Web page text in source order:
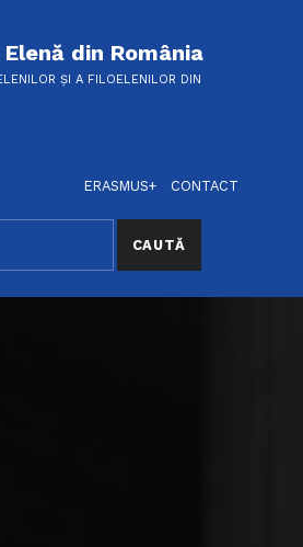
Elenă din România
ȘI A FILOELENILOR DIN
ERASMUS+
CONTACT